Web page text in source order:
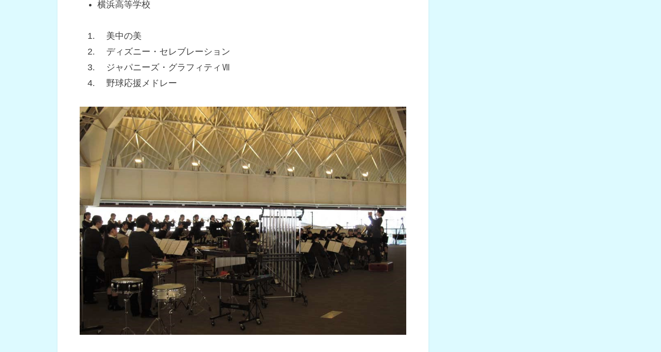
横浜高等学校
美中の美
ディズニー・セレブレーション
ジャパニーズ・グラフィティⅦ
野球応援メドレー